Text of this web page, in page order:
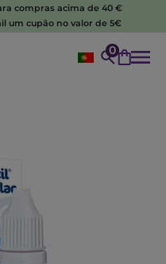
compras acima de 40 €
um cupão no valor de 5€
0